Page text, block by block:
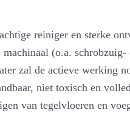
reiniger en sterke
(o.a.
zal de actieve werking
niet toxisch en
van tegelvloeren en